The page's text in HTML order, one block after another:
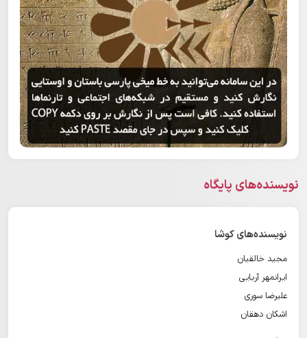
نویسنده‌های پایگاه
نویسنده‌های کوشا
مجید خالقیان
ایرانمهر آریایی
علیرضا سوری
اشکان دهقان